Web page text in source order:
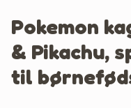
Pokemon
& Pikachu,
til